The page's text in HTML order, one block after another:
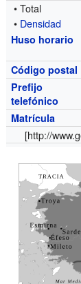
• Total
• Densidad
Huso horario
Código postal
Prefijo
telefónico
Matrícula
[http://